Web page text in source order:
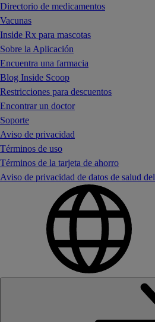
Directorio de medicamentos
Vacunas
Inside Rx para mascotas
Sobre la Aplicación
Encuentra una farmacia
Blog Inside Scoop
Restricciones para descuentos
Encontrar un doctor
Soporte
Aviso de privacidad
Términos de uso
Términos de la tarjeta de ahorro
Aviso de privacidad de datos de salud